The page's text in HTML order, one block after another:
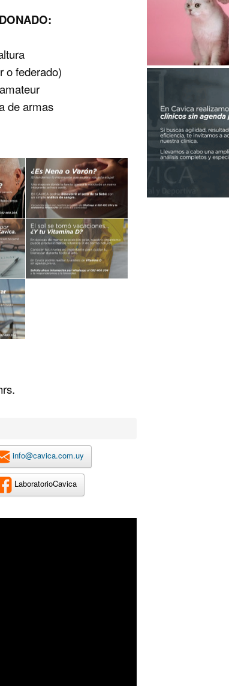
o federado)
de armas
info@cavica.com.uy
LaboratorioCavica